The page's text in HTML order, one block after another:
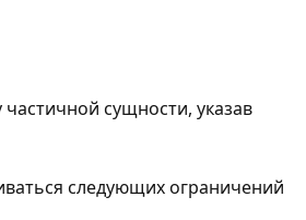
частичной сущности, указав
следующих ограничений